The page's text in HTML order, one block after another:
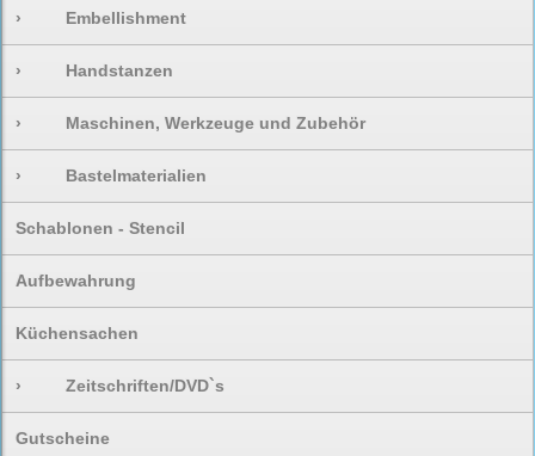
› Embellishment
› Handstanzen
› Maschinen, Werkzeuge und Zubehör
› Bastelmaterialien
Schablonen - Stencil
Aufbewahrung
Küchensachen
› Zeitschriften/DVD`s
Gutscheine